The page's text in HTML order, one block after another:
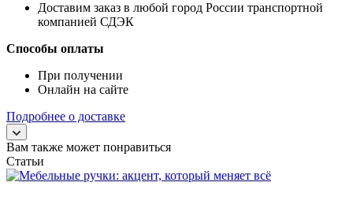
Доставим заказ в любой город России транспортной
компанией СДЭК
Способы оплаты
При получении
Онлайн на сайте
Подробнее о доставке
Вам также может понравиться
Статьи